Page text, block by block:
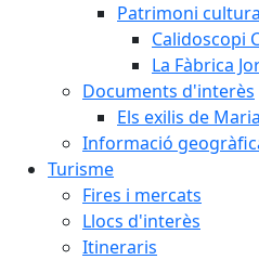
Patrimoni
Calidoscopi
La Fàbrica
Documents d'interès
Els exilis de
Informació
Turisme
Fires i mercats
Llocs d'interès
Itineraris